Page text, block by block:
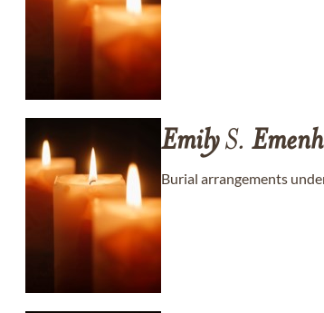
EmilyS.
Burial arrangements